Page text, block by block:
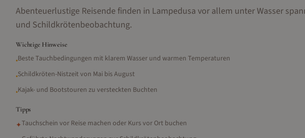
Abenteuerlustige Reisende finden in Lampedusa vor allem unter Wasser
und Schildkrötenbeobachtung.
Wichtige Hinweise
•Beste Tauchbedingungen mit klarem Wasser und warmen Temperaturen
•Schildkröten-Nistzeit von Mai bis August
•Kajak- und Bootstouren zu versteckten Buchten
Tipps
✦Tauchschein vor Reise machen oder Kurs vor Ort buchen